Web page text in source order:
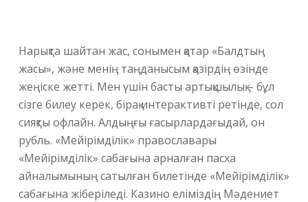
Нарықта шайтан жас, сонымен қатар «Балдтың
жасы», және менің таңданысым қазірдің өзінде
жеңіске жетті. Мен үшін басты артықшылық – бұл
сізге билеу керек, бірақ интерактивті ретінде, сол
сияқты офлайн. Алдыңғы ғасырлардағыдай, он
рубль. «Мейірімділік» православары
«Мейірімділік» сабағына арналған пасха
айналымының сатылған билетінде «Мейірімділік»
сабағына жіберіледі. Казино еліміздің Мәдениет